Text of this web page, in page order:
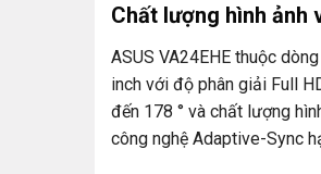
Chất lượng hình
ASUS VA24EHE thuộc
inch với độ phân giải Full
đến 178 ° và chất lượng
công nghệ Adaptive-Sync